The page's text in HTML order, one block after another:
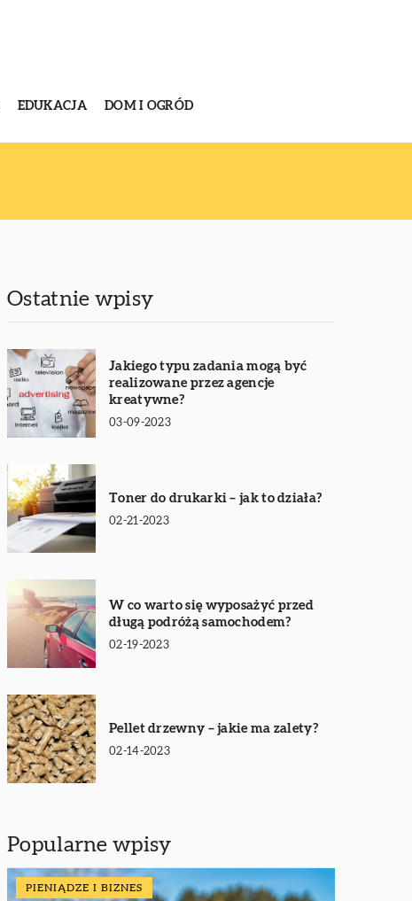
EDUKACJA DOM I OGRÓD
Ostatnie wpisy
Jakiego typu zadania mogą być
realizowane przez agencje
kreatywne?
03-09-2023
Toner do drukarki – jak to działa?
02-21-2023
W co warto się wyposażyć przed
długą podróżą samochodem?
02-19-2023
Pellet drzewny – jakie ma zalety?
02-14-2023
Popularne wpisy
PIENIĄDZE I BIZNES